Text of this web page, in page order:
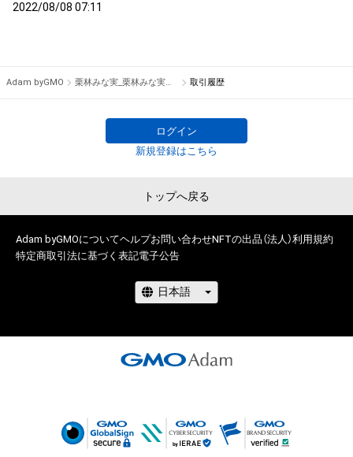
2022/08/08 07:11
Adam byGMO 栗林みな実_栗林みな実の一問一答 #3228/10000 取引履歴
ログイン
新規登録はこちら
トップへ戻る
Adam byGMOについてヘルプお問い合わせNFTの出品（法人）利用規約
特定商取引法に基づく表記電子公告